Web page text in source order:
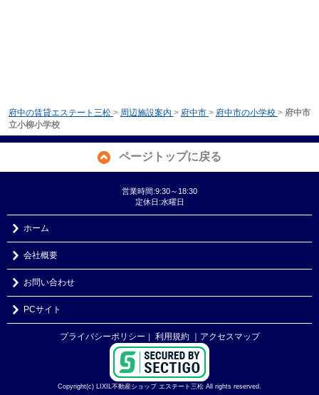
府中の賃貸エステート三松 > 周辺施設案内 > 府中市 > 府中市の小学校 > 府中市
立小柳小学校
ページトップに戻る
営業時間:9:30～18:30
定休日:水曜日
ホーム
会社概要
お問い合わせ
PCサイト
プライバシーポリシー ｜ 利用規約 ｜アクセスマップ
Copyright(c) LIXIL不動産ショップ エステート三松 All rights reserved.